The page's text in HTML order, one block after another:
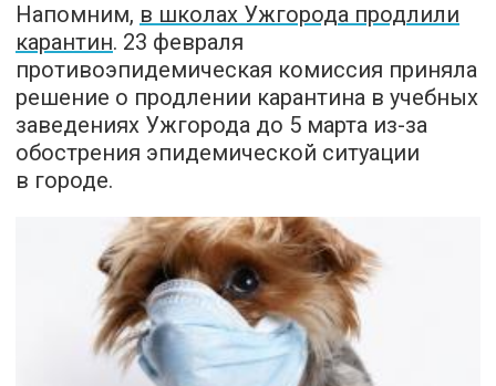
Напомним, в школах Ужгорода продлили
карантин. 23 февраля
противоэпидемическая комиссия приняла
решение о продлении карантина в учебных
заведениях Ужгорода до 5 марта из-за
обострения эпидемической ситуации
в городе.